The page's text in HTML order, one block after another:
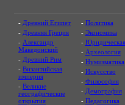
- Древний Египет
- Древняя Греция
- Александр
Македонский
- Древний Рим
- Византийская
империя
- Великие
географические
открытия
- Политика
- Экономика
-
- Археология
- Нумизматика
- Искусство
- Философия
- Демография
- Педагогика